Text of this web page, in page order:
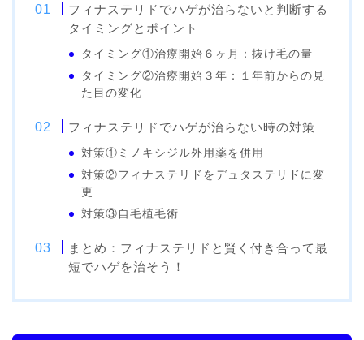
フィナステリドでハゲが治らないと判断する
タイミングとポイント
タイミング①治療開始６ヶ月：抜け毛の量
タイミング②治療開始３年：１年前からの見
た目の変化
フィナステリドでハゲが治らない時の対策
対策①ミノキシジル外用薬を併用
対策②フィナステリドをデュタステリドに変
更
対策③自毛植毛術
まとめ：フィナステリドと賢く付き合って最
短でハゲを治そう！